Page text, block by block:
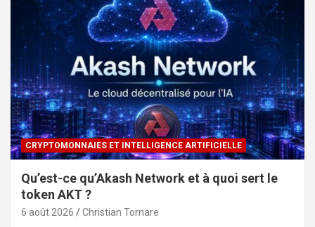
CRYPTOMONNAIES ET INTELLIGENCE ARTIFICIELLE
Qu’est-ce qu’Akash Network et à quoi sert le
token AKT ?
6 août 2026 Christian Tornare